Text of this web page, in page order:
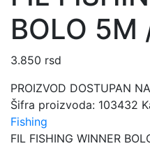
BOLO
3.850 rsd
PROIZVOD DOSTUPAN
Šifra proizvoda: 103432
Fishing
FIL FISHING WINNER